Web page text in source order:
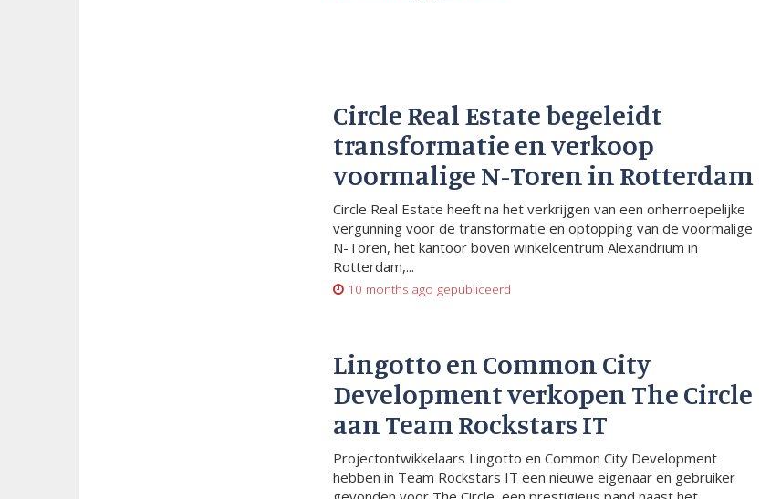
Circle Real Estate begeleidt
transformatie en verkoop
voormalige N-Toren in Rotterdam
Circle Real Estate heeft na het verkrijgen van een onherroepelijke
vergunning voor de transformatie en optopping van de voormalige
N-Toren, het kantoor boven winkelcentrum Alexandrium in
Rotterdam,...
10 months ago gepubliceerd
Lingotto en Common City
Development verkopen The Circle
aan Team Rockstars IT
Projectontwikkelaars Lingotto en Common City Development
hebben in Team Rockstars IT een nieuwe eigenaar en gebruiker